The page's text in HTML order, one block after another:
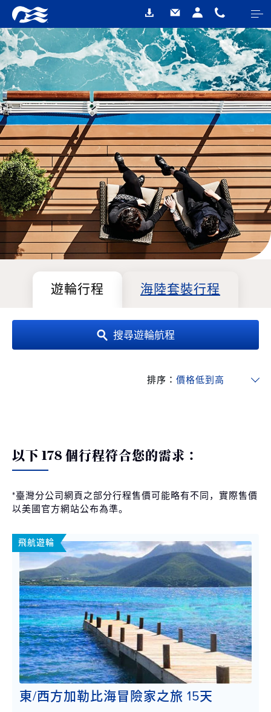
遊輪行程 海陸套裝行程
搜尋遊輪航程
排序：
以下 178 個行程符合您的需求：
*臺灣分公司網頁之部分行程售價可能略有不同，實際售價
以美國官方網站公布為準。
飛航遊輪
東/西方加勒比海冒險家之旅 15天